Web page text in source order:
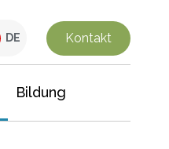
DE Kontakt
Bildung